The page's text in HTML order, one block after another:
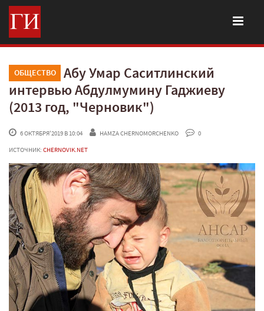
ОБЩЕСТВО
Абу Умар Саситлинский
интервью Абдулмумину Гаджиеву
(2013 год, "Черновик")
6 ОКТЯБРЯ'2019 В 10:04 HAMZA CHERNOMORCHENKO
0
ИСТОЧНИК: CHERNOVIK.NET